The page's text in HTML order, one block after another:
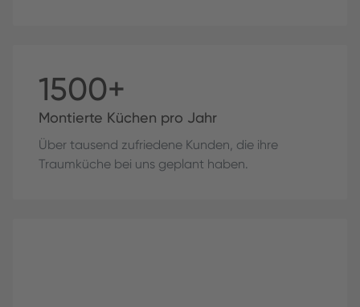
1500+
Montierte Küchen pro Jahr
Über tausend zufriedene Kunden, die ihre
Traumküche bei uns geplant haben.